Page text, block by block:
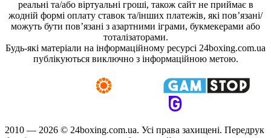
реальні та/або віртуальні гроші, також сайт не приймає в
жодній формі оплату ставок та/інших платежів, які пов’язані/
можуть бути пов’язані з азартними іграми, букмекерами або
тоталізаторами.
Будь-які матеріали на інформаційному ресурсі 24boxing.com.ua
публікуються виключно з інформаційною метою.
2010 — 2026 © 24boxing.com.ua. Усi права захищенi. Передрук